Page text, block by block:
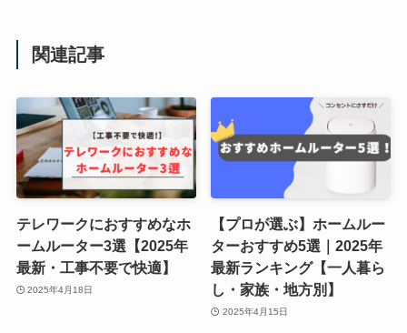
関連記事
テレワークにおすすめなホ
ームルーター3選【2025年
最新・工事不要で快適】
2025年4月18日
【プロが選ぶ】ホームルー
ターおすすめ5選｜2025年
最新ランキング【一人暮ら
し・家族・地方別】
2025年4月15日